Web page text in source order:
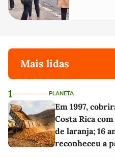
Mais lidas
1 PLANETA
Em 1997,
Costa Rica
de laranja; 16
reconheceu a